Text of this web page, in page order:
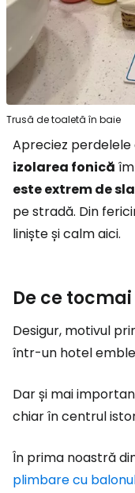
Trusă de toaletă în baie
Apreciez
izolarea fonică
este extrem de
pe stradă. Din
liniște și calm aici.
De ce
Desigur, motivul
într-un hotel
Dar și mai
chiar în centrul
În prima noastră
plimbare cu